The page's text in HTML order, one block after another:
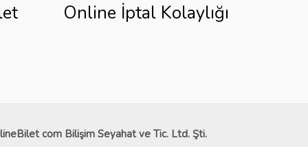
Online İptal Kolaylığı
com Bilişim Seyahat ve Tic. Ltd. Şti.